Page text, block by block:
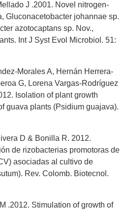
J .2001. Novel nitrogen-
Gluconacetobacter johannae sp.
azotocaptans sp. Nov.,
Int J Syst Evol Microbiol. 51:
Morales A, Hernán Herrera-
G, Lorena Vargas-Rodríguez
Isolation of plant growth
guava plants (Psidium guajava).
D & Bonilla R. 2012.
de rizobacterias promotoras de
asociadas al cultivo de
Rev. Colomb. Biotecnol.
.2012. Stimulation of growth of